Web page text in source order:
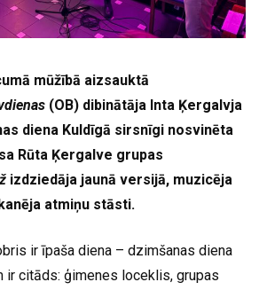
mūžībā aizsauktā
(OB) dibinātāja Inta Ķergalvja
diena Kuldīgā sirsnīgi nosvinēta
Rūta Ķergalve grupas
izdziedāja jaunā versijā, muzicēja
atmiņu stāsti.
ir īpaša diena – dzimšanas diena
ir citāds: ģimenes loceklis, grupas